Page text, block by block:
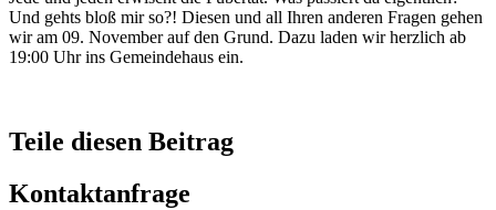
Und gehts bloß mir so?! Diesen und all Ihren anderen Fragen gehen
wir am 09. November auf den Grund. Dazu laden wir herzlich ab
19:00 Uhr ins Gemeindehaus ein.
Teile diesen Beitrag
Kontaktanfrage